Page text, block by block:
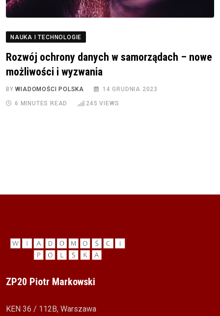
NAUKA I TECHNOLOGIE
Rozwój ochrony danych w samorządach – nowe
możliwości i wyzwania
BYWIADOMOŚCI POLSKA 14 GRUDNIA 2023
6 MINUTES READ 245 VIEWS
ZP20 Piotr Markowski
KEN 36 / 112B, Warszawa